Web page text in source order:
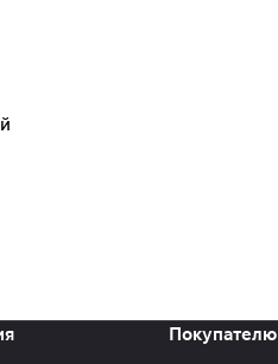
Покупателю